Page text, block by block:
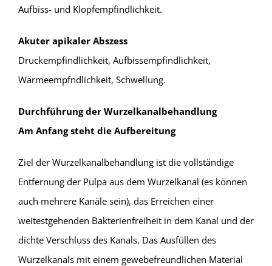
Aufbiss- und Klopfempfindlichkeit.
Akuter apikaler Abszess
Druckempfindlichkeit, Aufbissempfindlichkeit,
Wärmeempfndlichkeit, Schwellung.
Durchführung der Wurzelkanalbehandlung
Am Anfang steht die Aufbereitung
Ziel der Wurzelkanalbehandlung ist die vollständige
Entfernung der Pulpa aus dem Wurzelkanal (es können
auch mehrere Kanäle sein), das Erreichen einer
weitestgehenden Bakterienfreiheit in dem Kanal und der
dichte Verschluss des Kanals. Das Ausfüllen des
Wurzelkanals mit einem gewebefreundlichen Material